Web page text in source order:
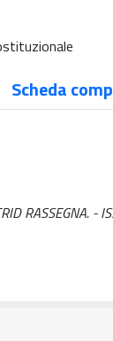
Scheda
RASSEGNA.